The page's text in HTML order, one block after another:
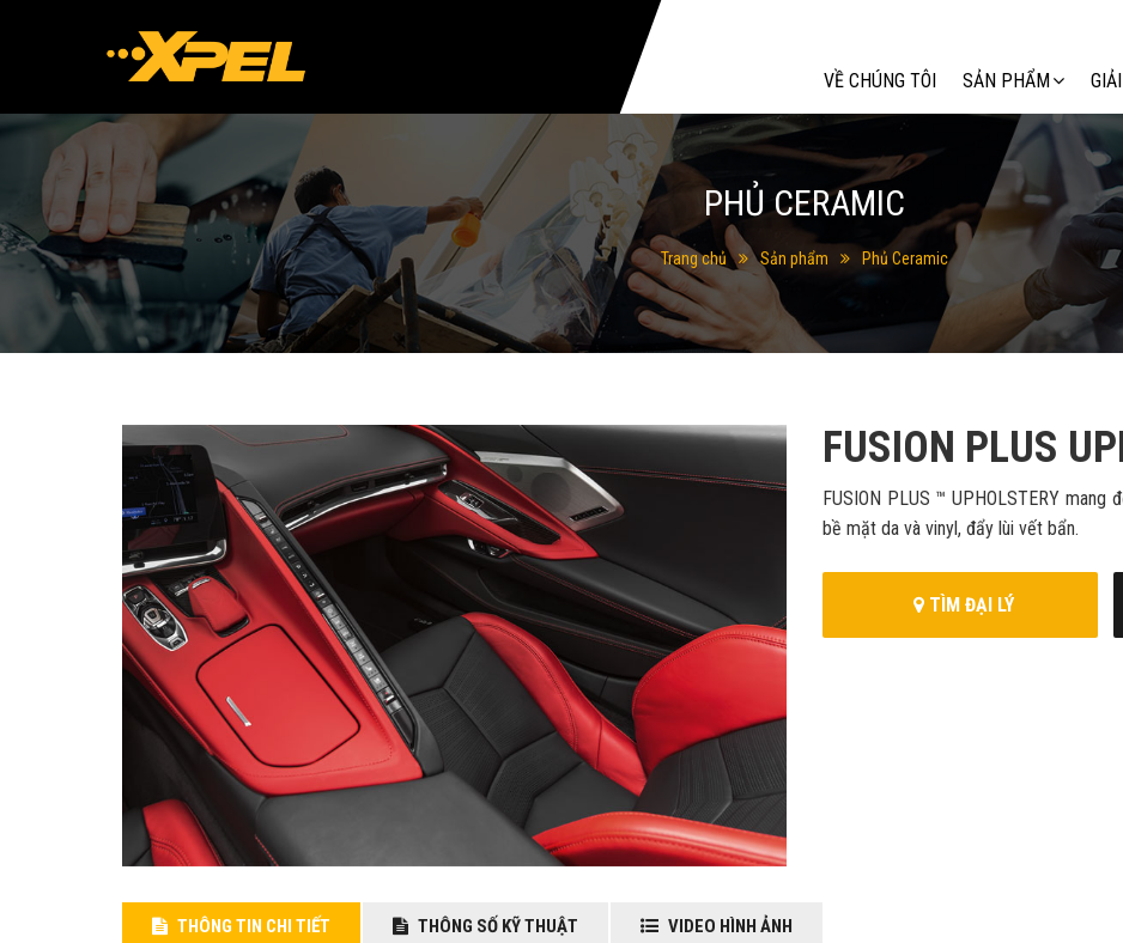
VỀ CHÚNG TÔI SẢN PHẨM
PHỦ CERAMIC
Trang chủ Sản phẩm Phủ Ceramic
FUSION PLUS
FUSION PLUS ™ UPHOLSTERY
bề mặt da và vinyl, đẩy lùi vết bẩn.
TÌM ĐẠI LÝ
THÔNG TIN CHI TIẾT THÔNG SỐ KỸ THUẬT VIDEO HÌNH ẢNH